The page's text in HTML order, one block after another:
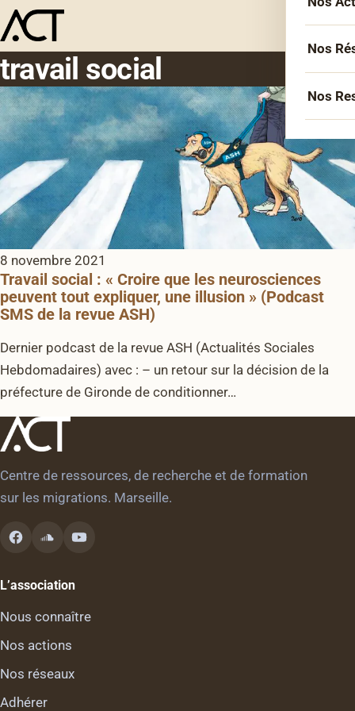
Nos
Le
Nos
La
Les
travail social
8 novembre 2021
Travail social : « Croire que les neurosciences
peuvent tout expliquer, une illusion » (Podcast
SMS de la revue ASH)
Dernier podcast de la revue ASH (Actualités Sociales
Hebdomadaires) avec : – un retour sur la décision de la
préfecture de Gironde de conditionner…
Centre de ressources, de recherche et de formation
sur les migrations. Marseille.
L’association
Nous connaître
Nos actions
Nos réseaux
Adhérer